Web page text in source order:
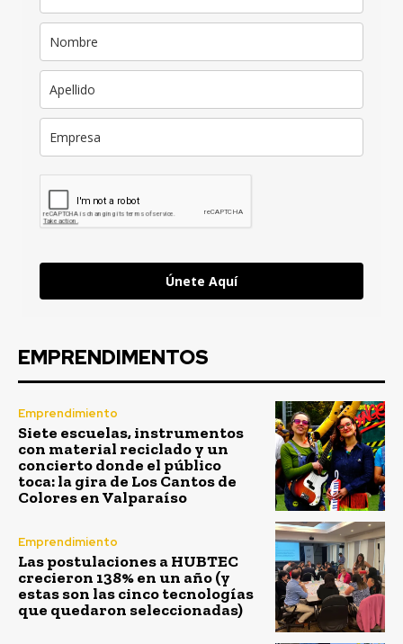
Únete Aquí
EMPRENDIMENTOS
Emprendimiento
Siete escuelas, instrumentos
con material reciclado y un
concierto donde el público
toca: la gira de Los Cantos de
Colores en Valparaíso
Emprendimiento
Las postulaciones a HUBTEC
crecieron 138% en un año (y
estas son las cinco tecnologías
que quedaron seleccionadas)